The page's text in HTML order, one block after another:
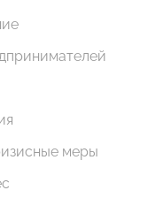
меры